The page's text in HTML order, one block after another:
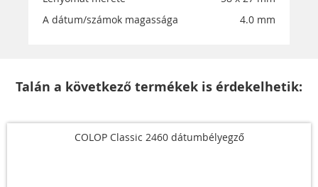
A dátum/számok magassága
4.0 mm
Talán a következő termékek is érdekelhetik:
COLOP Classic 2460 dátumbélyegző